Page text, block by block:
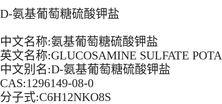
D-氨基葡萄糖硫酸钾盐
中文名称:氨基葡萄糖硫酸钾盐
英文名称:GLUCOSAMINE SULFATE
中文别名:D-氨基葡萄糖硫酸钾盐
CAS:1296149-08-0
分子式:C6H12NKO8S